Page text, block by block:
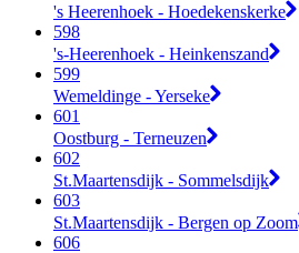
's Heerenhoek - Hoedekenskerke
598
's-Heerenhoek - Heinkenszand
599
Wemeldinge - Yerseke
601
Oostburg - Terneuzen
602
St.Maartensdijk - Sommelsdijk
603
St.Maartensdijk - Bergen op Zoom
606